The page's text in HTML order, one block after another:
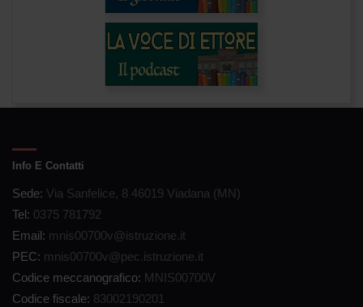
Info E Contatti
Sede: Via Sanfelice, 8 46019 Viadana (MN)
Tel: 0375 781792
Email: mnis00700v@istruzione.it
PEC: mnis00700v@pec.istruzione.it
Codice meccanografico: MNIS00700V
Codice fiscale: 83002190201